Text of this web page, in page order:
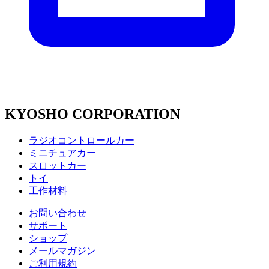
KYOSHO CORPORATION
ラジオコントロールカー
ミニチュアカー
スロットカー
トイ
工作材料
お問い合わせ
サポート
ショップ
メールマガジン
ご利用規約